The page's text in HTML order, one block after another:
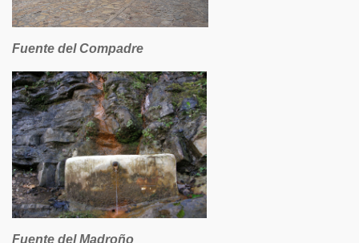
Fuente del Compadre
Fuente del Madroño